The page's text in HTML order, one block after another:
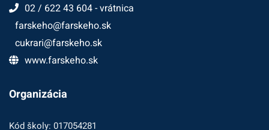
02 / 622 43 604 - vrátnica
farskeho@farskeho.sk
cukrari@farskeho.sk
www.farskeho.sk
Organizácia
Kód školy: 017054281